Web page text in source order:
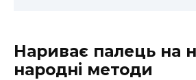
Нариває палець на
народні методи